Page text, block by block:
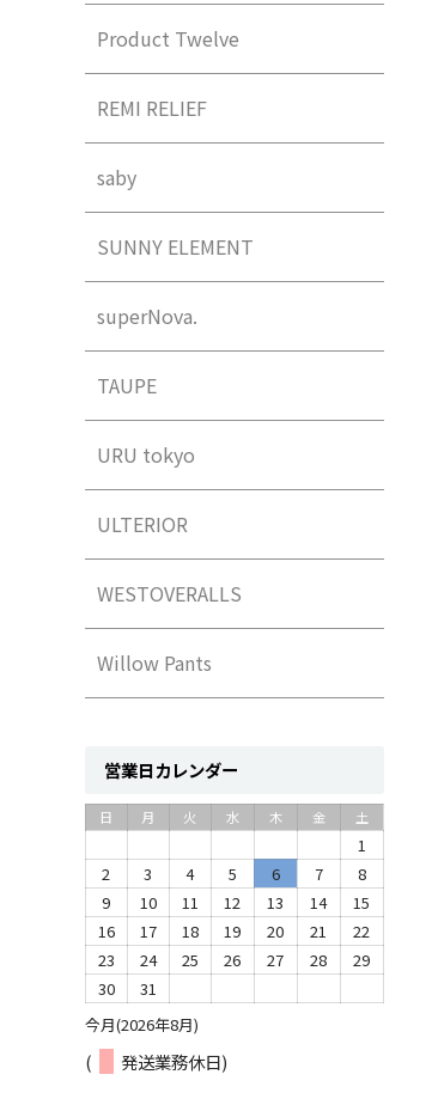
Product Twelve
REMI RELIEF
saby
SUNNY ELEMENT
superNova.
TAUPE
URU tokyo
ULTERIOR
WESTOVERALLS
Willow Pants
営業日カレンダー
今月(2026年8月)
日 月 火 水 木 金 土
1
2
3 4 5 6 7
8
9
10 11 12 13 14
15
16
17 18 19 20 21
22
23
24 25 26 27 28
29
30
31
( 発送業務休日)